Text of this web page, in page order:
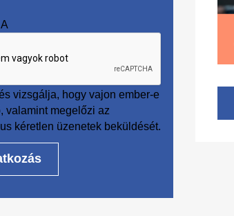
vizsgálja, hogy vajon ember-e
valamint megelőzi az
kéretlen üzenetek beküldését.